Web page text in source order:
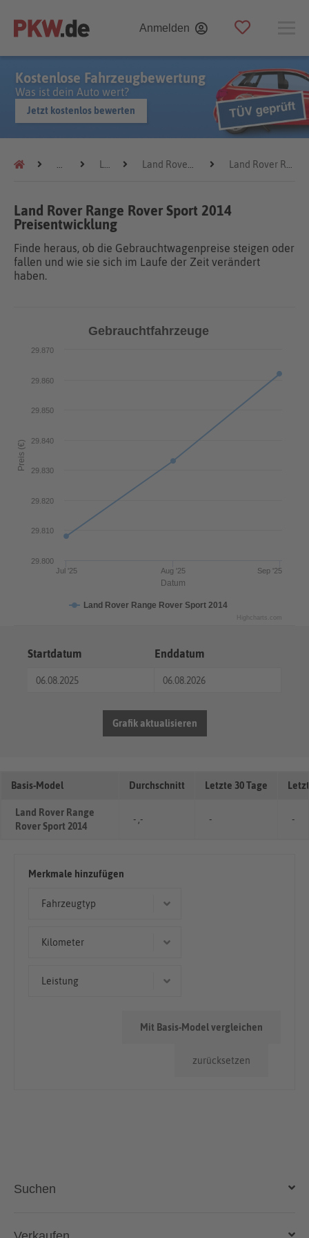
Anmelden
Kostenlose Fahrzeugbewertung
Was ist dein Auto wert?
Jetzt kostenlos bewerten
Preistrends Land Rover Range Rover Sport Land Rover Range Rover Sport 2014
Land Rover Range Rover Sport 2014
Preisentwicklung
Finde heraus, ob die Gebrauchtwagenpreise steigen oder
fallen und wie sie sich im Laufe der Zeit verändert
haben.
Datum
Preis (€)
Gebrauchtfahrzeuge
Land Rover Range Rover Sport 2014
Jul '25 Aug '25 Sep '25
29.800
29.810
29.820
29.830
29.840
29.850
29.860
29.870
Highcharts.com
Startdatum Enddatum
Grafik aktualisieren
Basis-Model Durchschnitt Letzte 30 Tage
Land Rover Range
Rover Sport 2014
- ,- - -
Merkmale hinzufügen
Fahrzeugtyp
Kilometer
Leistung
zurücksetzen
Mit Basis-Model vergleichen
Suchen
Auto kaufen